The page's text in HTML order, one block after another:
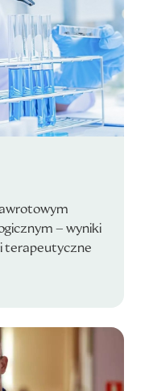
– wyniki
terapeutyczne